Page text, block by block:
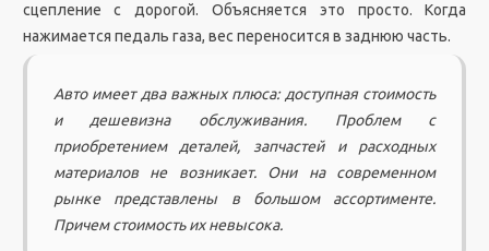
сцепление с дорогой. Объясняется это просто. Когда
нажимается педаль газа, вес переносится в заднюю часть.
Авто имеет два важных плюса: доступная стоимость
и дешевизна обслуживания. Проблем с
приобретением деталей, запчастей и расходных
материалов не возникает. Они на современном
рынке представлены в большом ассортименте.
Причем стоимость их невысока.